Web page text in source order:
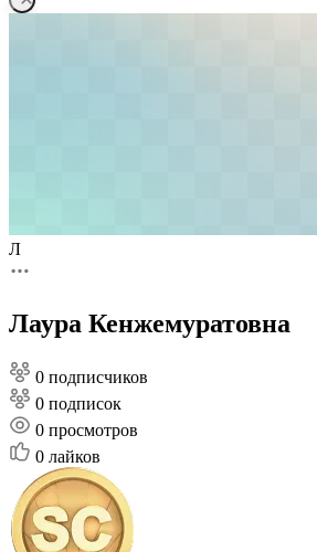
Л
Лаура Кенжемуратовна
0 подписчиков
0 подписок
0 просмотров
0 лайков